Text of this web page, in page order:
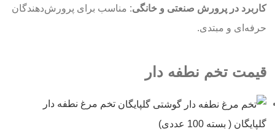
کاربرد در پرورش صنعتی و خانگی: مناسب برای پرورش‌دهندگان
حرفه‌ای و مبتدی.
قیمت تخم نطفه دار
تخم مرغ نطفه دار
گلپایگان ( بسته 100 عددی)